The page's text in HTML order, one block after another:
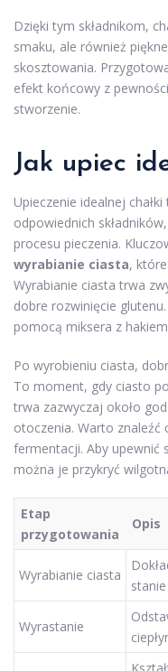
Dzięki tym składnikom,
smaku, ale również
skosztowania.
efekt końcowy z
stworzenie.
Jak upiec
Upieczenie idealnej
odpowiednich
procesu pieczenia.
wyrabianie ciasta,
Wyrabianie ciasta trwa
dobre rozwinięcie
pomocą miksera z
Po wyrobieniu ciasta,
To moment, gdy ciasto
trwa zazwyczaj około
otoczenia. Warto znaleźć
fermentacji. Aby upewnić
można je przykryć
Etap
przygotowania
Opis
Wyrabianie ciasta
Wyrastanie